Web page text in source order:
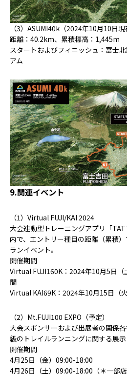
（3）ASUMI40k（2024年10月10日現
距離：40.2km、累積標高：1,445m
スタートおよびフィニッシュ：富士
アム
9.関連イベント
（1）Virtual FUJI/KAI 2024
大会連動型トレーニングアプリ「
内で、エントリー種目の距離（累積
ランイベント。
開催期間
Virtual FUJI160K：2024年10月5日（
間
Virtual KAI69K：2024年10月15日（
（2）Mt.FUJI100 EXPO（予定）
大会スポンサーおよび出展者の関係
級のトレイルランニングに関する展示
開催期間
4月25日（金）09:00-18:00
4月26日（土）09:00-18:00（＊一部店